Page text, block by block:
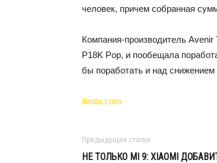
человек, причем собранная
Компания-производитель
P18K Pop, и пообещала
бы поработать и над снижением
ilenta.com
Предыдущая статья
НЕ ТОЛЬКО MI 9: XIAOMI